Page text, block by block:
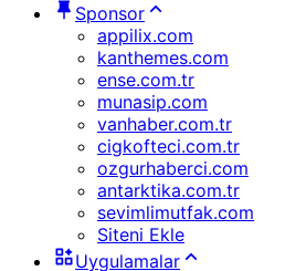
Sponsor
appilix.com
kanthemes.com
ense.com.tr
munasip.com
vanhaber.com.tr
cigkofteci.com.tr
ozgurhaberci.com
antarktika.com.tr
sevimlimutfak.com
Siteni Ekle
Uygulamalar